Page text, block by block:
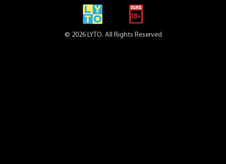
© 2026 LYTO. All Rights Reserved